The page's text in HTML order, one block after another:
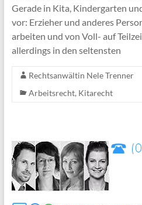
Gerade in Kita, Kindergarten
vor: Erzieher und anderes
arbeiten und von Voll- auf
allerdings in den seltensten
Rechtsanwältin Nele Trenner
Arbeitsrecht, Kitarecht